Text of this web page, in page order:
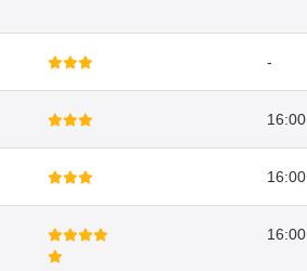
-
16:00
16:00
16:00